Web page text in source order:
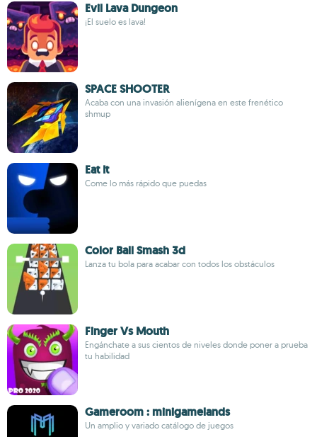
Evil Lava Dungeon
¡El suelo es lava!
SPACE SHOOTER
Acaba con una invasión alienígena en este frenético
shmup
Eat It
Come lo más rápido que puedas
Color Ball Smash 3d
Lanza tu bola para acabar con todos los obstáculos
Finger Vs Mouth
Engánchate a sus cientos de niveles donde poner a prueba
tu habilidad
Gameroom : minigamelands
Un amplio y variado catálogo de juegos